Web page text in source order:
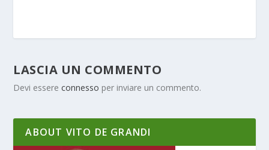
LASCIA UN COMMENTO
Devi essereconnesso per inviare un commento.
ABOUT VITO DE GRANDI